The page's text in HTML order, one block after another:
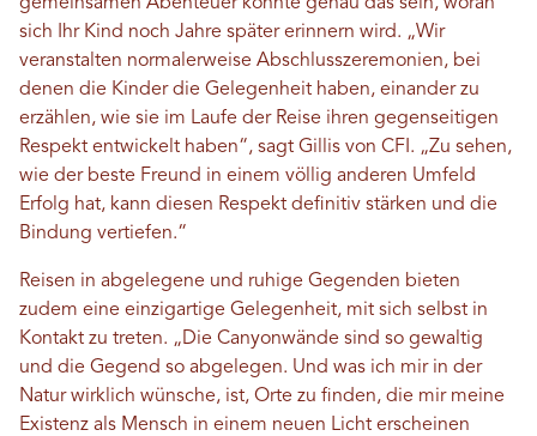
sich Ihr Kind noch Jahre später erinnern wird. „Wir
veranstalten normalerweise Abschlusszeremonien, bei
denen die Kinder die Gelegenheit haben, einander zu
erzählen, wie sie im Laufe der Reise ihren gegenseitigen
Respekt entwickelt haben“, sagt Gillis von CFI. „Zu sehen,
wie der beste Freund in einem völlig anderen Umfeld
Erfolg hat, kann diesen Respekt definitiv stärken und die
Bindung vertiefen.“
Reisen in abgelegene und ruhige Gegenden bieten
zudem eine einzigartige Gelegenheit, mit sich selbst in
Kontakt zu treten. „Die Canyonwände sind so gewaltig
und die Gegend so abgelegen. Und was ich mir in der
Natur wirklich wünsche, ist, Orte zu finden, die mir meine
Existenz als Mensch in einem neuen Licht erscheinen